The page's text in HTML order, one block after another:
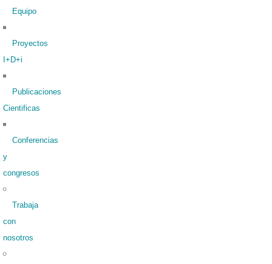
Equipo
Proyectos
I+D+i
Publicaciones
Cientificas
Conferencias
y
congresos
Trabaja
con
nosotros